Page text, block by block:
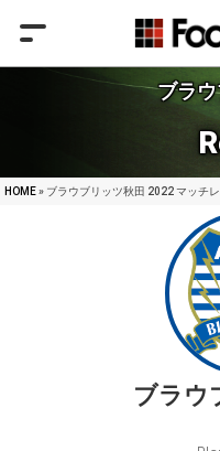
ブラ
HOME» ブラウブリッツ秋田 2022 マッチ
ブラウ